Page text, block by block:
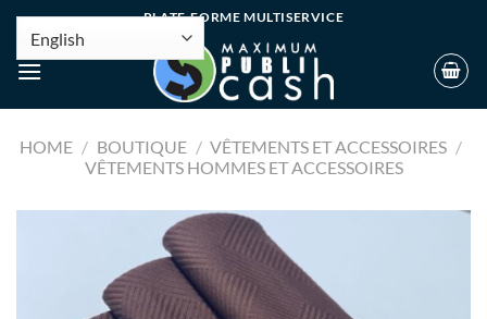
PLATE-FORME MULTISERVICE
HOME / BOUTIQUE / VÊTEMENTS ET ACCESSOIRES /
VÊTEMENTS HOMMES ET ACCESSOIRES